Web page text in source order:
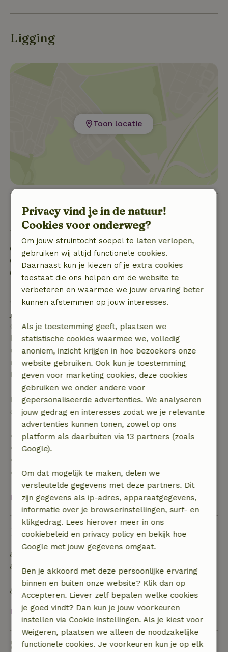
Ligging
Toon locatie
Goed om te weten
Verblijfdetails
Inchecken: 16:00- 20:00
Uitchecken: 07:00- 10:00
Contactloos verblijf mogelijk
Gratis annuleren binnen 7 dagen
Gratis annuleren binnen 7 dagen na bevestiging van
je boeking, bij een boekingsaanvraag meer dan 28
dagen voor aanvang. Bij een boeking met aanvang
binnen 28 dagen geldt gratis annuleren binnen 24
uur. Bij annulering binnen gestelde periode heb je
recht op volledige terugbetaling van het
boekingsbedrag.
Daarna krijg je een deel van de reissom en 100% van
de borg terugbetaald:
• tot 42 dagen voor aankomst: 70% terugbetaald
• 42–28 dagen voor aankomst: 40% terugbetaald
• 28 dagen tot de aankomstdag: 10% terugbetaald
• op de aankomstdag of later: geen terugbetaling
Bekijk alles
Duurzaamheid
Afval scheiden (glas, papier, plastic,
voedselafval/biologisch)
Waterbesparend toilet
Bekijk alles
Stel een vraag
Privacy vind je in de natuur!
Cookies voor onderweg?
Om jouw struintocht soepel te laten verlopen,
gebruiken wij altijd functionele cookies.
Daarnaast kun je kiezen of je extra cookies
toestaat die ons helpen om de website te
verbeteren en waarmee we jouw ervaring beter
kunnen afstemmen op jouw interesses.
Als je toestemming geeft, plaatsen we
statistische cookies waarmee we, volledig
anoniem, inzicht krijgen in hoe bezoekers onze
website gebruiken. Ook kun je toestemming
geven voor marketing cookies, deze cookies
gebruiken we onder andere voor
gepersonaliseerde advertenties. We analyseren
jouw gedrag en interesses zodat we je relevante
advertenties kunnen tonen, zowel op ons
platform als daarbuiten via 13 partners (zoals
Google).
Om dat mogelijk te maken, delen we
versleutelde gegevens met deze partners. Dit
zijn gegevens als ip-adres, apparaatgegevens,
informatie over je browserinstellingen, surf- en
klikgedrag. Lees hierover meer in ons
cookiebeleid en privacy policy en bekijk hoe
Google met jouw gegevens omgaat.
Ben je akkoord met deze persoonlijke ervaring
binnen en buiten onze website? Klik dan op
Accepteren. Liever zelf bepalen welke cookies
je goed vindt? Dan kun je jouw voorkeuren
instellen via Cookie instellingen. Als je kiest voor
Weigeren, plaatsen we alleen de noodzakelijke
functionele cookies. Je voorkeuren kun je op elk